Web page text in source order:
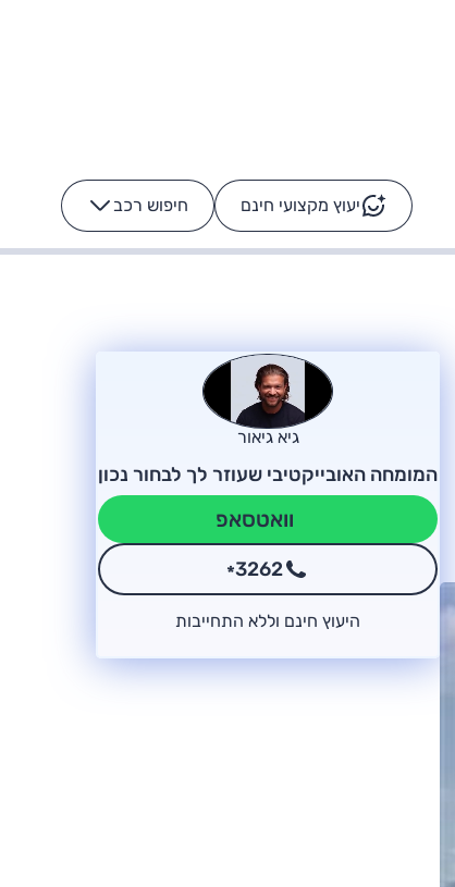
יעוץ מקצועי חינם חיפוש רכב -
מה נוסע
הרכב לא מתקלקל. המסך
כן
גיא גיאור
המומחה האובייקטיבי שעוזר לך לבחור נכון
וואטסאפ
*3262
היעוץ חינם וללא התחייבות